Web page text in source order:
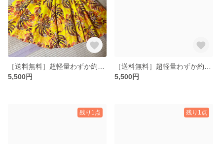
5,500円
5,500円
残り1点 残り1点